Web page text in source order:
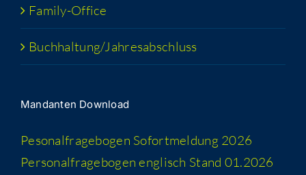
Fami­­ly-Office
Buchhaltung/​​Jahresabschluss
Man­dan­ten Download
Peso­nal­fra­ge­bo­gen Sofort­mel­dung 2026
Per­so­nal­fra­ge­bo­gen eng­lisch Stand 01.2026